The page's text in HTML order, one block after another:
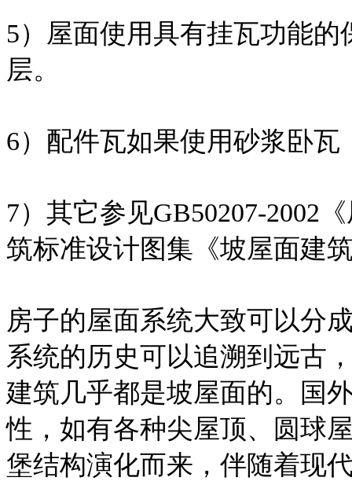
5）屋面使用具有挂瓦功能
层。
6）配件瓦如果使用砂浆卧
7）其它参见GB50207-2002
筑标准设计图集《坡屋面建
房子的屋面系统大致可以分
系统的历史可以追溯到远古
建筑几乎都是坡屋面的。国
性，如有各种尖屋顶、圆球
堡结构演化而来，伴随着现